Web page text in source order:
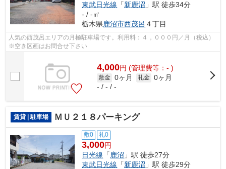
東武日光線 「新鹿沼 」駅 徒歩34分
- / -㎡
栃木県鹿沼市西茂呂 ４丁目
人気の西茂呂エリアの月極駐車場です。利用料：４，０００円／月（税込）
※空き区画はお問合せ下さい
4,000円 (管理費等：- )
敷金 0ヶ月 礼金 0ヶ月
- / - / -
賃貸 | 駐車場 ＭＵ２１８パーキング
敷0 礼0
3,000円
日光線 「 鹿沼 」駅 徒歩27分
東武日光線 「新鹿沼 」駅 徒歩29分